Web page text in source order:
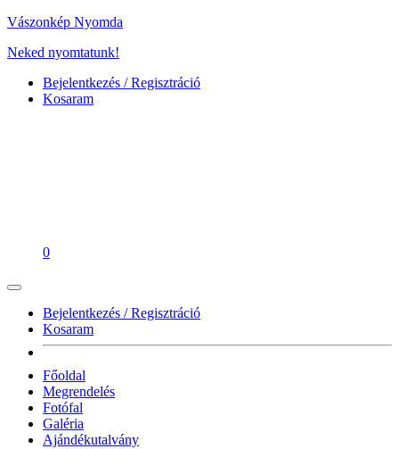
Vászonkép Nyomda
Neked nyomtatunk!
Bejelentkezés / Regisztráció
Kosaram
0
Bejelentkezés / Regisztráció
Kosaram
Főoldal
Megrendelés
Fotófal
Galéria
Ajándékutalvány